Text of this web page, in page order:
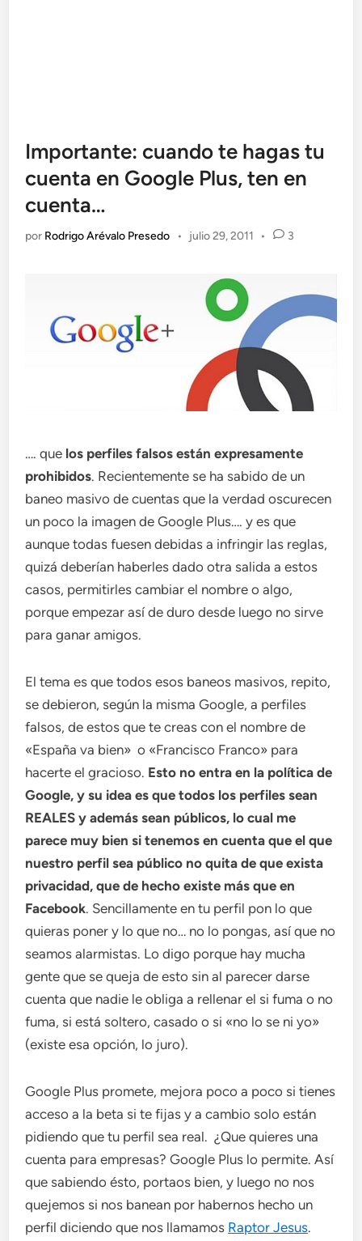
Importante: cuando te hagas tu
cuenta en Google Plus, ten en
cuenta…
por Rodrigo Arévalo Presedo • julio 29, 2011 • 3
…. que los perfiles falsos están expresamente
prohibidos. Recientemente se ha sabido de un
baneo masivo de cuentas que la verdad oscurecen
un poco la imagen de Google Plus…. y es que
aunque todas fuesen debidas a infringir las reglas,
quizá deberían haberles dado otra salida a estos
casos, permitirles cambiar el nombre o algo,
porque empezar así de duro desde luego no sirve
para ganar amigos.
El tema es que todos esos baneos masivos, repito,
se debieron, según la misma Google, a perfiles
falsos, de estos que te creas con el nombre de
«España va bien» o «Francisco Franco» para
hacerte el gracioso. Esto no entra en la política de
Google, y su idea es que todos los perfiles sean
REALES y además sean públicos, lo cual me
parece muy bien si tenemos en cuenta que el que
nuestro perfil sea público no quita de que exista
privacidad, que de hecho existe más que en
Facebook. Sencillamente en tu perfil pon lo que
quieras poner y lo que no… no lo pongas, así que no
seamos alarmistas. Lo digo porque hay mucha
gente que se queja de esto sin al parecer darse
cuenta que nadie le obliga a rellenar el si fuma o no
fuma, si está soltero, casado o si «no lo se ni yo»
(existe esa opción, lo juro).
Google Plus promete, mejora poco a poco si tienes
acceso a la beta si te fijas y a cambio solo están
pidiendo que tu perfil sea real. ¿Que quieres una
cuenta para empresas? Google Plus lo permite. Así
que sabiendo ésto, portaos bien, y luego no nos
quejemos si nos banean por habernos hecho un
perfil diciendo que nos llamamos Raptor Jesus.